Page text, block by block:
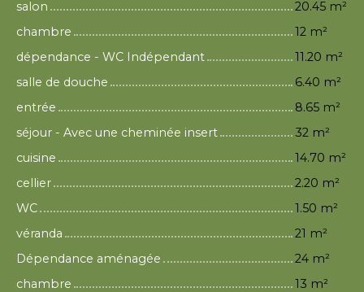
salon
20.45 m²
chambre
12 m²
dépendance - WC Indépendant
11.20 m²
salle de douche
6.40 m²
entrée
8.65 m²
séjour - Avec une cheminée insert
32 m²
cuisine
14.70 m²
cellier
2.20 m²
WC
1.50 m²
véranda
21 m²
Dépendance aménagée
24 m²
chambre
13 m²